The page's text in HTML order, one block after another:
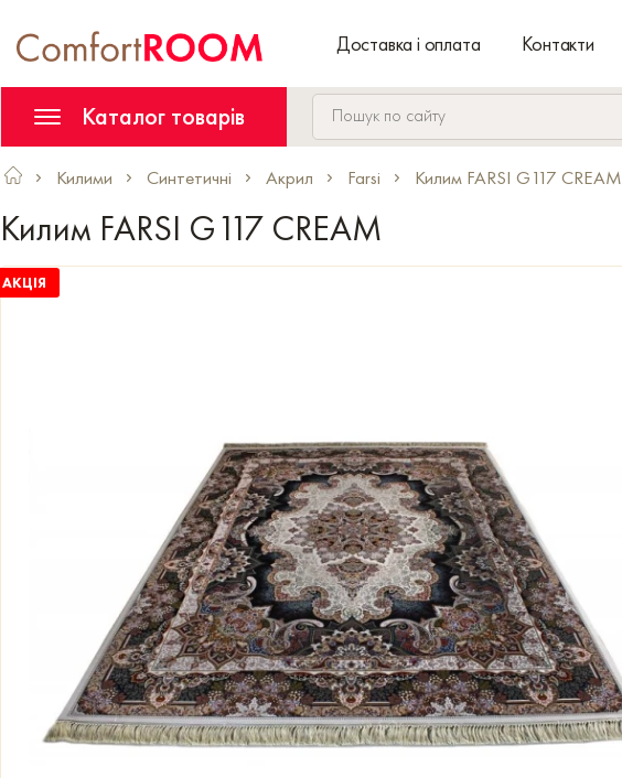
Доставка і оплата Контакти
Каталог товарів
Килими Синтетичні Акрил Farsi Килим FARSI G117 CREAM
Килим FARSI G117 CREAM
АКЦІЯ